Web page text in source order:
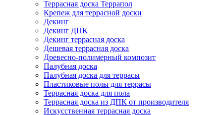
Террасная доска Террапол
Крепеж для террасной доски
Декинг
Декинг ДПК
Декинг террасная доска
Дешевая террасная доска
Древесно-полимерный композит
Палубная доска
Палубная доска для террасы
Пластиковые полы для террасы
Террасная доска для пола
Террасная доска из ДПК от производителя
Искусственная террасная доска